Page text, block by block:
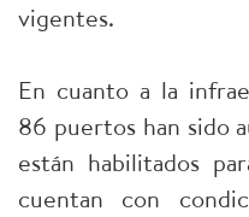
vigentes.
En cuanto a la
86 puertos han sido
están habilitados
cuentan con